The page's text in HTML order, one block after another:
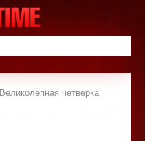
Великолепная четверка